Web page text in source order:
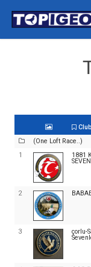
Club
(One Loft Race..)
1
1881
2
3 çorlu-